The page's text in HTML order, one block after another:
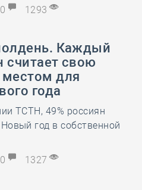
0 1293
Каждый
считает свою
для
года
ТСТН, 49% россиян
год в собственной
0 1327